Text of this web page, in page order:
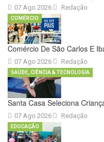
07 Ago 2026 Redação
Comércio De São Carlos E
07 Ago 2026
COMÉRCIO
Redação
Santa Casa Seleciona
07 Ago 2026
SAÚDE, CIÊNCIA & TECNOLOGIA
Redação
EDUCAÇÃO